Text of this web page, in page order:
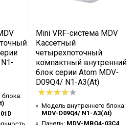
124
221,1
299,8
сопротивление,
блока:
Mini VRF-система MDV
Кассетный
четырехпоточный
компактный внутренний
блок серии Atom MDV-
D09Q4/ N1-A3(At)
Модель внутреннего блока:
MDV-D09Q4/ N1-A3(At)
Панель: MDV-MBQ4-03C4